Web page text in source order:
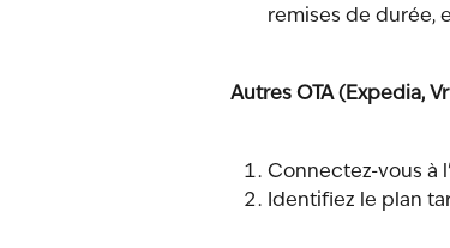
remises de durée,
Autres OTA (Expedia,
Connectez-vous à
Identifiez le plan